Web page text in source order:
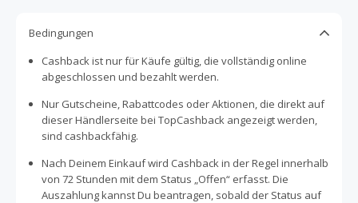
Bedingungen
Cashback ist nur für Käufe gültig, die vollständig online
abgeschlossen und bezahlt werden.
Nur Gutscheine, Rabattcodes oder Aktionen, die direkt auf
dieser Händlerseite bei TopCashback angezeigt werden,
sind cashbackfähig.
Nach Deinem Einkauf wird Cashback in der Regel innerhalb
von 72 Stunden mit dem Status „Offen“ erfasst. Die
Auszahlung kannst Du beantragen, sobald der Status auf